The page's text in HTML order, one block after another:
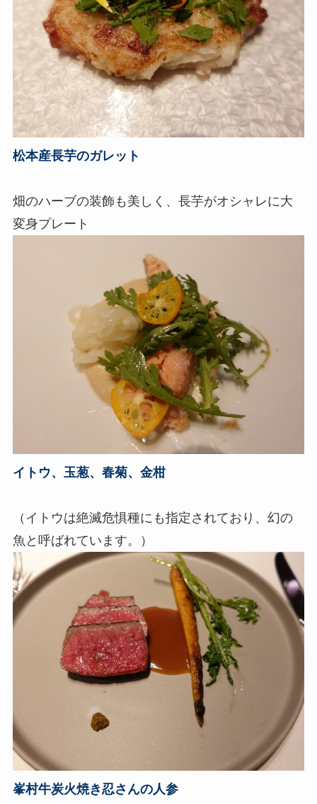
松本産長芋のガレット
畑のハーブの装飾も美しく、長芋がオシャレに大
変身プレート
イトウ、玉葱、春菊、金柑
（イトウは絶滅危惧種にも指定されており、幻の
魚と呼ばれています。）
峯村牛炭火焼き忍さんの人参